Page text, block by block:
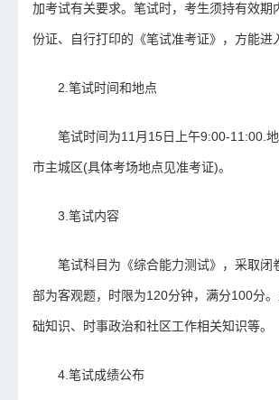
加考试有关要求。笔试时，考生须持有效期
份证、自行打印的《笔试准考证》，方能进
2.笔试时间和地点
笔试时间为11月15日上午9:00-11:00.
市主城区(具体考场地点见准考证)。
3.笔试内容
笔试科目为《综合能力测试》，采取闭
部为客观题，时限为120分钟，满分100分
础知识、时事政治和社区工作相关知识等。
4.笔试成绩公布